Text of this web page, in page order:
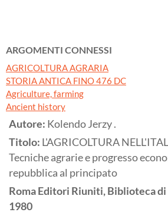
ARGOMENTI CONNESSI
AGRICOLTURA AGRARIA
STORIA ANTICA FINO 476 DC
Agriculture, farming
Ancient history
Autore: Kolendo Jerzy .
Titolo: L'AGRICOLTURA
Tecniche agrarie e progresso
repubblica al principato
RomaEditori Riuniti, Biblioteca di
1980